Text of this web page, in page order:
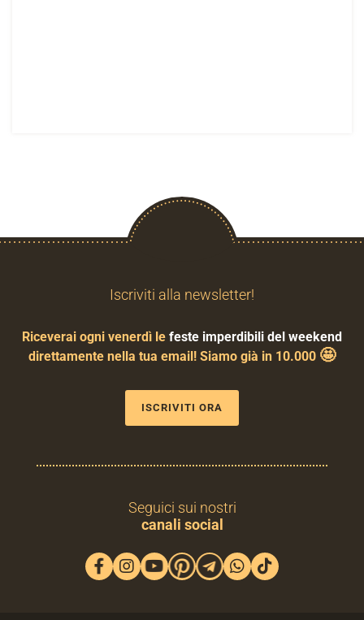
Iscriviti alla newsletter!
Riceverai ogni venerdì le feste imperdibili del weekend
direttamente nella tua email! Siamo già in 10.000 🤩
ISCRIVITI ORA
Seguici sui nostri
canali social